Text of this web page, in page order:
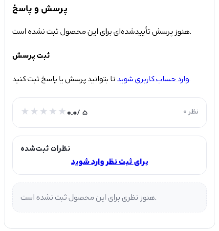
پرسش و پاسخ
هنوز پرسش تأییدشده‌ای برای این محصول ثبت نشده است.
ثبت پرسش
وارد حساب کاربری شویدتا بتوانید پرسش یا پاسخ ثبت کنید.
0.0/ 5 0 نظر
نظرات ثبت‌شده
برای ثبت نظر وارد شوید
هنوز نظری برای این محصول ثبت نشده است.